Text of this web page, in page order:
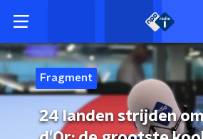
Fragment
24 landen strijden